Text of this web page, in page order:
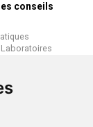
conseils